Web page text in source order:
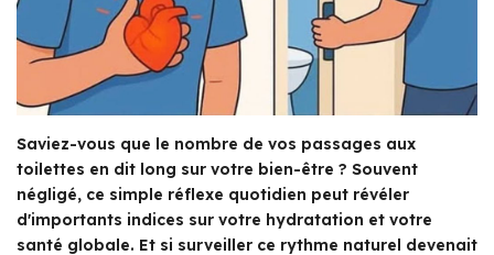
Saviez-vous que le nombre de vos passages aux
toilettes en dit long sur votre bien-être ? Souvent
négligé, ce simple réflexe quotidien peut révéler
d'importants indices sur votre hydratation et votre
santé globale. Et si surveiller ce rythme naturel devenait